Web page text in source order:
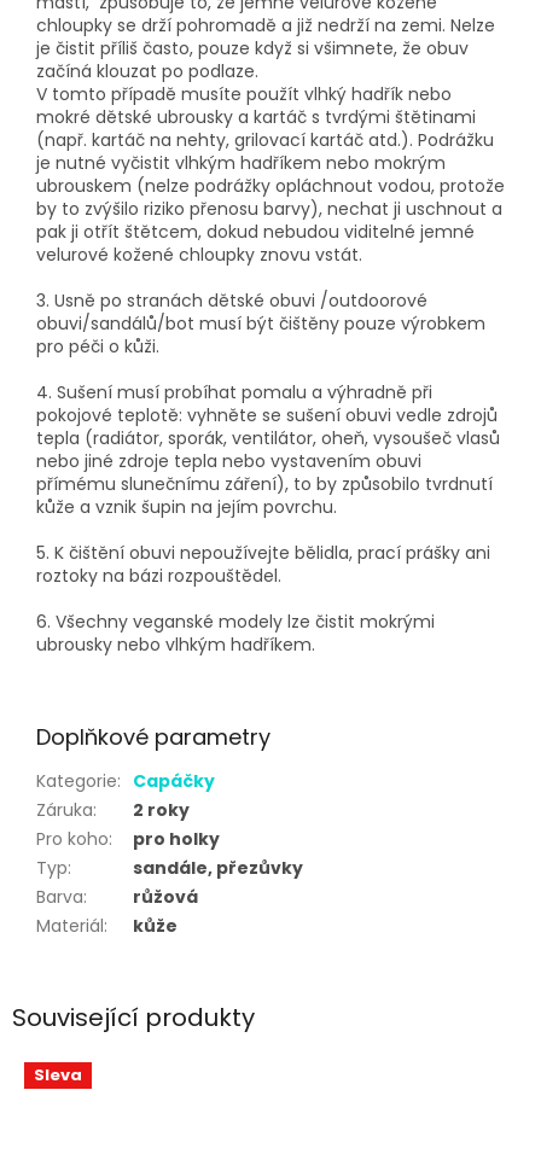
Související produkty
Sleva
chloupky se drží pohromadě a již nedrží na zemi. Nelze
je čistit příliš často, pouze když si všimnete, že obuv
začíná klouzat po podlaze.
V tomto případě musíte použít vlhký hadřík nebo
mokré dětské ubrousky a kartáč s tvrdými štětinami
(např. kartáč na nehty, grilovací kartáč atd.). Podrážku
je nutné vyčistit vlhkým hadříkem nebo mokrým
ubrouskem (nelze podrážky opláchnout vodou, protože
by to zvýšilo riziko přenosu barvy), nechat ji uschnout a
pak ji otřít štětcem, dokud nebudou viditelné jemné
velurové kožené chloupky znovu vstát.
3. Usně po stranách dětské obuvi /outdoorové
obuvi/sandálů/bot musí být čištěny pouze výrobkem
pro péči o kůži.
4. Sušení musí probíhat pomalu a výhradně při
pokojové teplotě: vyhněte se sušení obuvi vedle zdrojů
tepla (radiátor, sporák, ventilátor, oheň, vysoušeč vlasů
nebo jiné zdroje tepla nebo vystavením obuvi
přímému slunečnímu záření), to by způsobilo tvrdnutí
kůže a vznik šupin na jejím povrchu.
5. K čištění obuvi nepoužívejte bělidla, prací prášky ani
roztoky na bázi rozpouštědel.
6. Všechny veganské modely lze čistit mokrými
ubrousky nebo vlhkým hadříkem.
Doplňkové parametry
Kategorie: Capáčky
Záruka:
2 roky
Pro koho:
pro holky
Typ:
sandále, přezůvky
Barva:
růžová
Materiál: kůže